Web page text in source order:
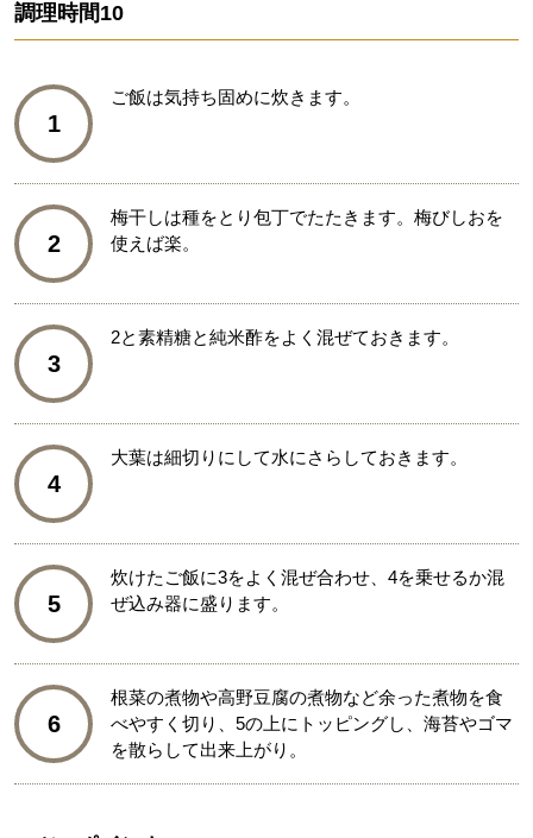
調理時間10
1
ご飯は気持ち固めに炊きます。
2
梅干しは種をとり包丁でたたきます。梅びしおを
使えば楽。
3
2と素精糖と純米酢をよく混ぜておきます。
4
大葉は細切りにして水にさらしておきます。
5
炊けたご飯に3をよく混ぜ合わせ、4を乗せるか混
ぜ込み器に盛ります。
6
根菜の煮物や高野豆腐の煮物など余った煮物を食
べやすく切り、5の上にトッピングし、海苔やゴマ
を散らして出来上がり。